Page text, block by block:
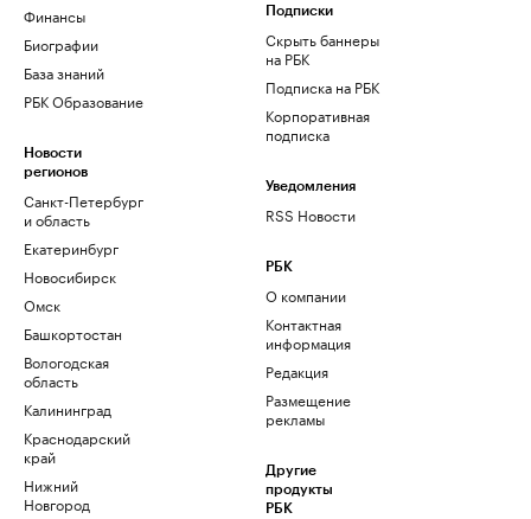
Финансы
Биографии
База знаний
РБК Образование
Новости
регионов
Санкт-Петербург
и область
Екатеринбург
Новосибирск
Омск
Башкортостан
Вологодская
область
Калининград
Краснодарский
край
Нижний
Новгород
Подписки
Скрыть баннеры
на РБК
Подписка на РБК
Корпоративная
подписка
Уведомления
RSS Новости
РБК
О компании
Контактная
информация
Редакция
Размещение
рекламы
Другие
продукты
РБК